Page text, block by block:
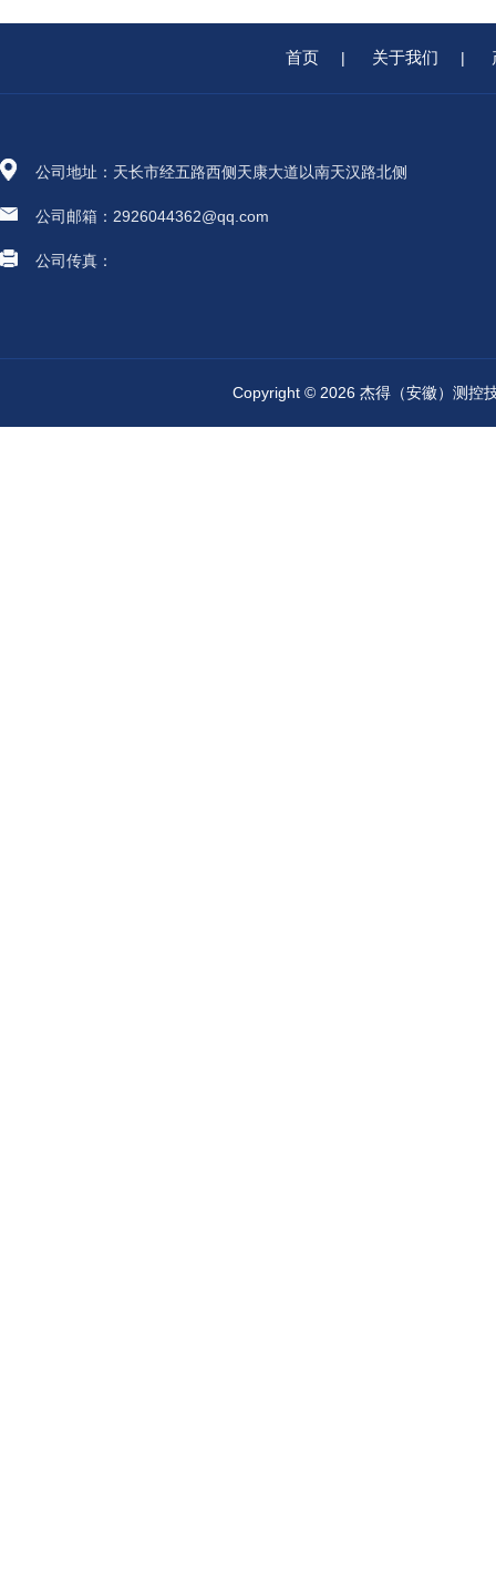
首页 | 关于我们 |
公司地址：天长市经五路西侧天康大道以南天汉路北侧
公司邮箱：2926044362@qq.com
公司传真：
Copyright © 2026 杰得（安徽）测